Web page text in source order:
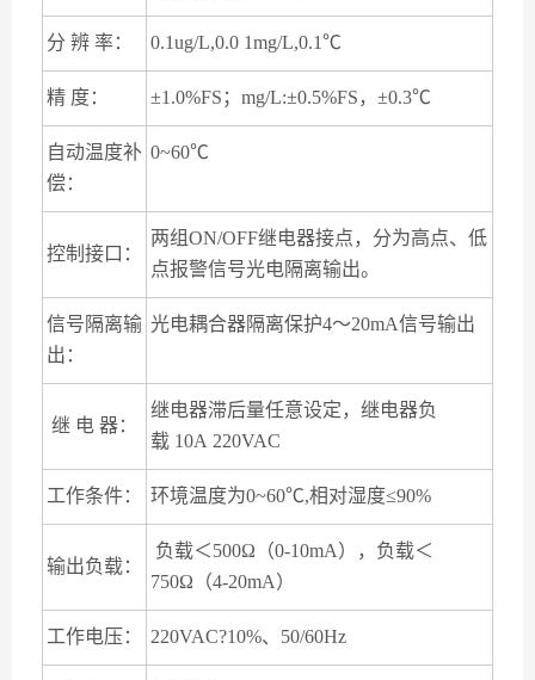
分 辨 率： 0.1ug/L,0.0 1mg/L,0.1℃
精 度： ±1.0%FS；mg/L:±0.5%FS，±0.3℃
自动温度补
偿：
0~60℃
控制接口：
两组ON/OFF继电器接点，分为高点、低
点报警信号光电隔离输出。
信号隔离输
出：
光电耦合器隔离保护4～20mA信号输出
继 电 器：
继电器滞后量任意设定，继电器负
载 10A 220VAC
工作条件： 环境温度为0~60℃,相对湿度≤90%
输出负载：
负载＜500Ω（0-10mA），负载＜
750Ω（4-20mA）
工作电压： 220VAC?10%、50/60Hz